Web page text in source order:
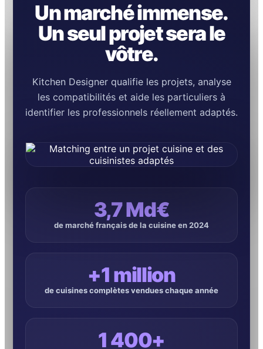
Un marché immense.
Un seul projet sera le
vôtre.
Kitchen Designer qualifie les projets, analyse
les compatibilités et aide les particuliers à
identifier les professionnels réellement adaptés.
3,7 Md€
de marché français de la cuisine en 2024
+1 million
de cuisines complètes vendues chaque année
1 400+